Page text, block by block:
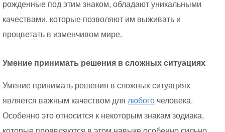
рожденные под этим знаком, обладают уникальными
качествами, которые позволяют им выживать и
процветать в изменчивом мире.
Умение принимать решения в сложных ситуациях
Умение принимать решения в сложных ситуациях
является важным качеством для любого человека.
Особенно это относится к некоторым знакам зодиака,